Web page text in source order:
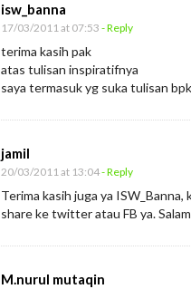
i
P
e
n
u
n
d
a
isw_banna
17/03/2011 at 07:53 - Reply
terima kasih pak
atas tulisan inspiratifnya
saya termasuk yg suka tulisan bpk
jamil
20/03/2011 at 13:04- Reply
Terima kasih juga ya
share ke twitter atau FB ya.
M.nurul mutaqin